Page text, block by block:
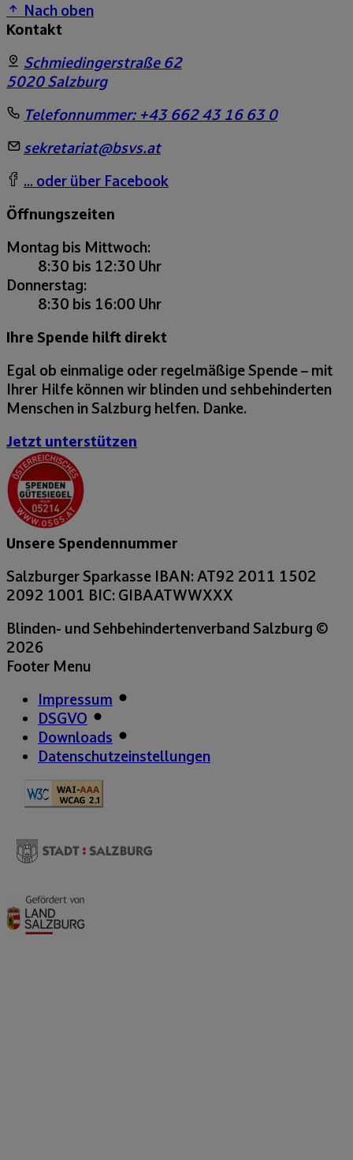
Nach oben
Kontakt
Schmiedingerstraße 62
5020 Salzburg
Telefonnummer: +43 662 43 16 63 0
sekretariat@bsvs.at
... oder über Facebook
Öffnungszeiten
Montag bis Mittwoch:
8:30 bis 12:30 Uhr
Donnerstag:
8:30 bis 16:00 Uhr
Ihre Spende hilft direkt
Egal ob einmalige oder regelmäßige Spende – mit
Ihrer Hilfe können wir blinden und sehbehinderten
Menschen in Salzburg helfen. Danke.
Jetzt unterstützen
Unsere Spendennummer
Salzburger Sparkasse IBAN: AT92 2011 1502
2092 1001 BIC: GIBAATWWXXX
Blinden- und Sehbehindertenverband Salzburg ©
2026
Footer Menu
Impressum
DSGVO
Downloads
Datenschutzeinstellungen